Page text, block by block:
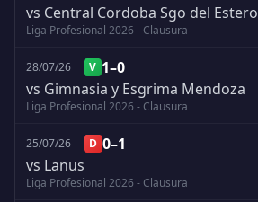
vs Central Cordoba Sgo del Estero
Liga Profesional 2026 - Clausura
28/07/26 V 1–0
vs Gimnasia y Esgrima Mendoza
Liga Profesional 2026 - Clausura
25/07/26 D 0–1
vs Lanus
Liga Profesional 2026 - Clausura